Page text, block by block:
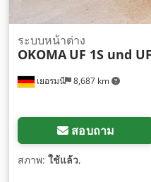
เยอรมนี 8,687 km
ระบบหน้าต่าง
OKOMA UF 1S und
สอบถาม
สภาพ: ใช้แล้ว,